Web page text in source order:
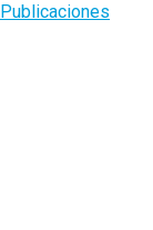
Publicaciones